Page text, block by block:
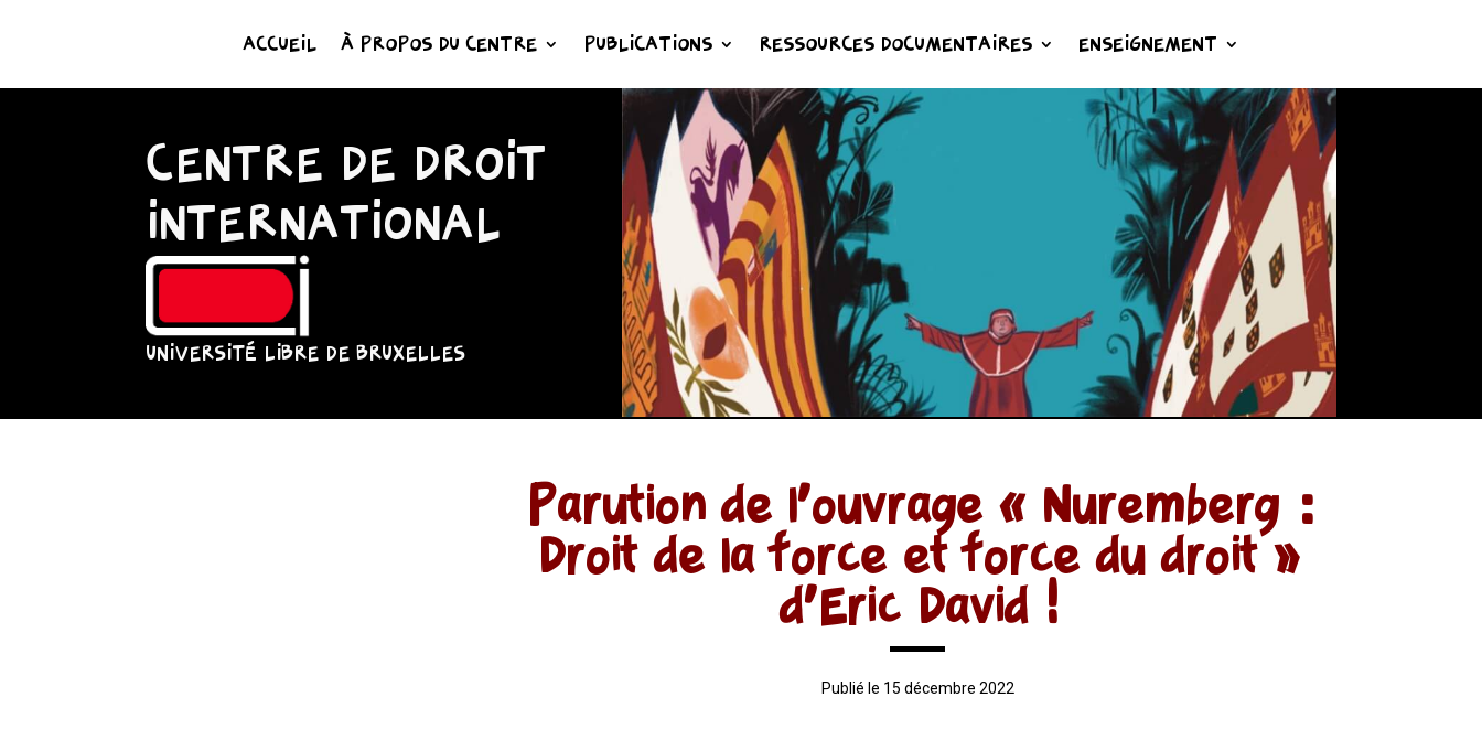
ACCUEIL À PROPOS DU CENTRE PUBLICATIONS RESSOURCES DOCUMENTAIRES ENSEIGNEMENT
CENTRE DE DROIT
INTERNATIONAL
UNIVERSITÉ LIBRE DE BRUXELLES
Parution de l’ouvrage « Nuremberg :
Droit de la force et force du droit »
d’Eric David !
Publié le 15 décembre 2022